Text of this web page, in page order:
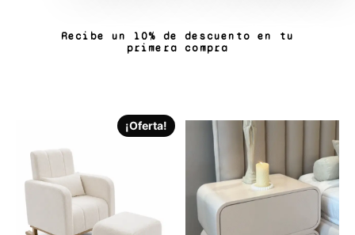
Recibe un 10% de descuento en tu
primera compra
¡Oferta!